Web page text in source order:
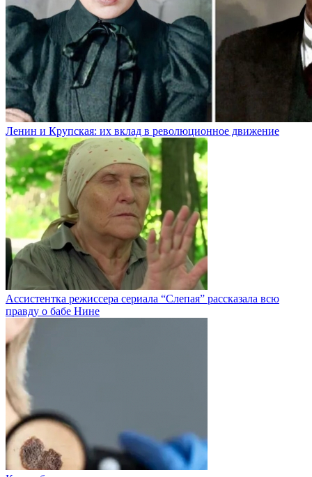
Ленин и Крупская: их вклад в революционное движение
Ассистентка режиссера сериала “Слепая” рассказала всю
правду о бабе Нине